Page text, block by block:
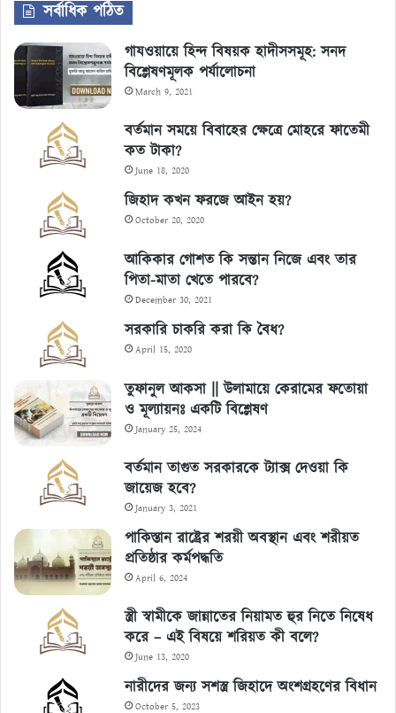
সর্বাধিক পঠিত
গাযওয়ায়ে হিন্দ বিষয়ক হাদীসসমূহ: সনদ
বিশ্লেষণমূলক পর্যালোচনা
March 9, 2021
বর্তমান সময়ে বিবাহের ক্ষেত্রে মোহরে ফাতেমী
কত টাকা?
June 18, 2020
জিহাদ কখন ফরজে আইন হয়?
October 20, 2020
আকিকার গোশত কি সন্তান নিজে এবং তার
পিতা-মাতা খেতে পারবে?
December 30, 2021
সরকারি চাকরি করা কি বৈধ?
April 15, 2020
তুফানুল আকসা || উলামায়ে কেরামের ফতোয়া
ও মূল্যায়নঃ একটি বিশ্লেষণ
January 25, 2024
বর্তমান তাগুত সরকারকে ট্যাক্স দেওয়া কি
জায়েজ হবে?
January 3, 2021
পাকিস্তান রাষ্ট্রের শরয়ী অবস্থান এবং শরীয়ত
প্রতিষ্ঠার কর্মপদ্ধতি
April 6, 2024
স্ত্রী স্বামীকে জান্নাতের নিয়ামত হুর নিতে নিষেধ
করে – এই বিষয়ে শরিয়ত কী বলে?
June 13, 2020
নারীদের জন্য সশস্ত্র জিহাদে অংশগ্রহণের বিধান
October 5, 2023